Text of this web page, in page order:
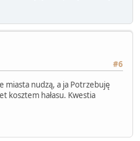
#6
miasta nudzą, a ja Potrzebuję
kosztem hałasu. Kwestia